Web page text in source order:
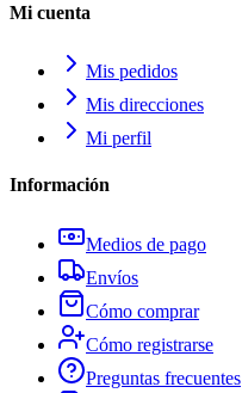
Mi cuenta
Mis pedidos
Mis direcciones
Mi perfil
Información
Medios de pago
Envíos
Cómo comprar
Cómo registrarse
Preguntas frecuentes